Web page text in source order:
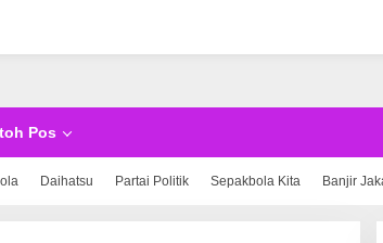
Pos
Daihatsu Partai Politik Sepakbola Kita Banjir